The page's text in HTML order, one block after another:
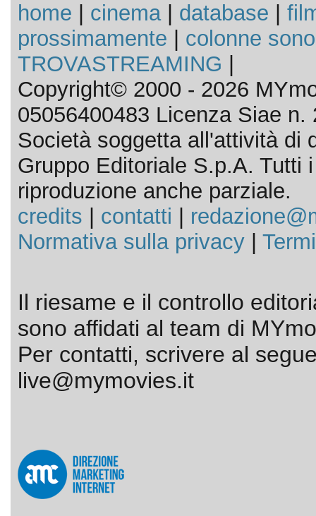
home cinema| database
prossimamente
colonne
TROVASTREAMING
Copyright© 2000 - 2026
05056400483 Licenza Siae n.
Società soggetta all'attività di
Gruppo Editoriale S.p.A. Tutti
riproduzione anche parziale.
credits
contatti
Normativa sulla privacy|
Il riesame e il controllo
sono affidati al team di
Per contatti, scrivere al
live@mymovies.it